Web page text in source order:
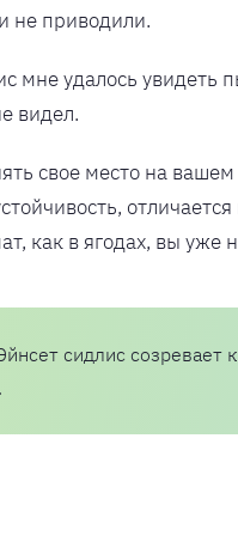
не приводили.
мне удалось увидеть
видел.
свое место на
как в ягодах, вы уже
сидлис созревает